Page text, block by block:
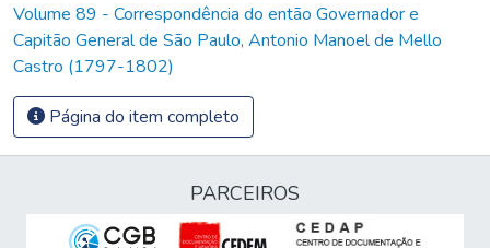
Volume 89 - Correspondência do então Governador e
Capitão General de São Paulo, Antonio Manoel de Mello
Castro (1797-1802)
Página do item completo
PARCEIROS